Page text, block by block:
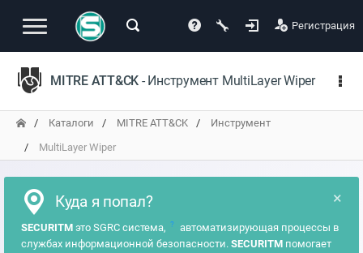
Регистрация
MITRE ATT&CK - Инструмент MultiLayer Wiper
Каталоги MITRE ATT&CK
Инструмент
MultiLayer Wiper
×
Куда я попал?
SECURITM это SGRC система, ?
автоматизирующая процессы в
службах информационной безопасности. SECURITM помогает